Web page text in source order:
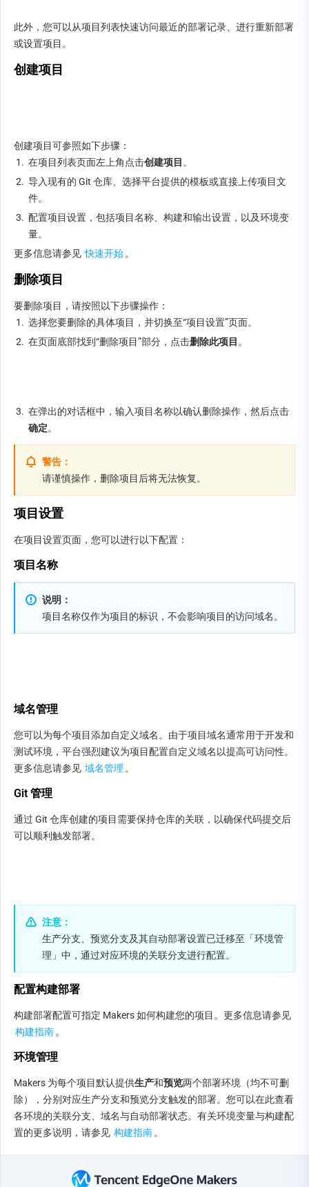
此外，您可以从项目列表快速访问最近的部署记录、进行重新部署
或设置项目。
创建项目
创建项目可参照如下步骤：
1. 在项目列表页面左上角点击创建项目 。
2. 导入现有的 Git 仓库、选择平台提供的模板或直接上传项目文
件。
3. 配置项目设置，包括项目名称、构建和输出设置，以及环境变
量。
更多信息请参见 快速开始。
删除项目
要删除项目，请按照以下步骤操作：
1. 选择您要删除的具体项目，并切换至“项目设置”页面。
2. 在页面底部找到“删除项目”部分，点击删除此项目 。
3. 在弹出的对话框中，输入项目名称以确认删除操作，然后点击
确定。
警告：
请谨慎操作，删除项目后将无法恢复。
项目设置
在项目设置页面，您可以进行以下配置：
项目名称
说明：
项目名称仅作为项目的标识，不会影响项目的访问域名。
域名管理
您可以为每个项目添加自定义域名。由于项目域名通常用于开发和
测试环境，平台强烈建议为项目配置自定义域名以提高可访问性。
更多信息请参见 域名管理 。
Git 管理
通过 Git 仓库创建的项目需要保持仓库的关联，以确保代码提交后
可以顺利触发部署。
注意：
生产分支、预览分支及其自动部署设置已迁移至「环境管
理」中，通过对应环境的关联分支进行配置。
配置构建部署
构建指南 。
环境管理
Makers 为每个项目默认提供生产和预览两个部署环境（均不可删
除），分别对应生产分支和预览分支触发的部署。您可以在此查看
各环境的关联分支、域名与自动部署状态。有关环境变量与构建配
置的更多说明，请参见 构建指南 。